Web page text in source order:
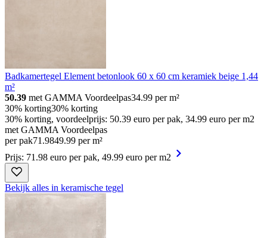
Badkamertegel Element betonlook 60 x 60 cm keramiek beige 1,44
m²
50.39 met GAMMA Voordeelpas34.99 per m²
30% korting30% korting
30% korting, voordeelprijs: 50.39 euro per pak, 34.99 euro per m2
met GAMMA Voordeelpas
per pak71.9849.99 per m²
Prijs: 71.98 euro per pak, 49.99 euro per m2
Bekijk alles in keramische tegel